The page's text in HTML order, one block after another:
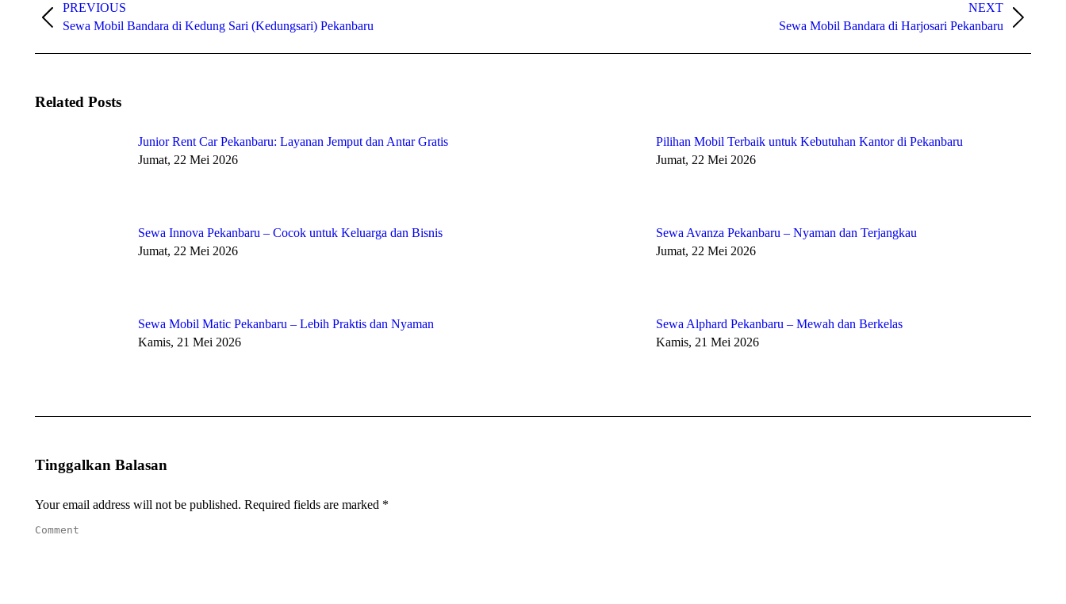
navigation
PREVIOUS
Previous
Sewa Mobil Bandara di Kedung Sari (Kedungsari) Pekanbaru
NEXT
Sewa Mobil Bandara di Harjosari Pekanbaru
Related Posts
Junior Rent Car Pekanbaru: Layanan Jemput dan Antar Gratis
Jumat, 22 Mei 2026
Pilihan Mobil Terbaik untuk Kebutuhan Kantor di Pekanbaru
Jumat, 22 Mei 2026
Sewa Innova Pekanbaru – Cocok untuk Keluarga dan Bisnis
Jumat, 22 Mei 2026
Sewa Avanza Pekanbaru – Nyaman dan Terjangkau
Jumat, 22 Mei 2026
Sewa Mobil Matic Pekanbaru – Lebih Praktis dan Nyaman
Kamis, 21 Mei 2026
Sewa Alphard Pekanbaru – Mewah dan Berkelas
Kamis, 21 Mei 2026
Tinggalkan Balasan
Your email address will not be published. Required fields are marked *
Comment